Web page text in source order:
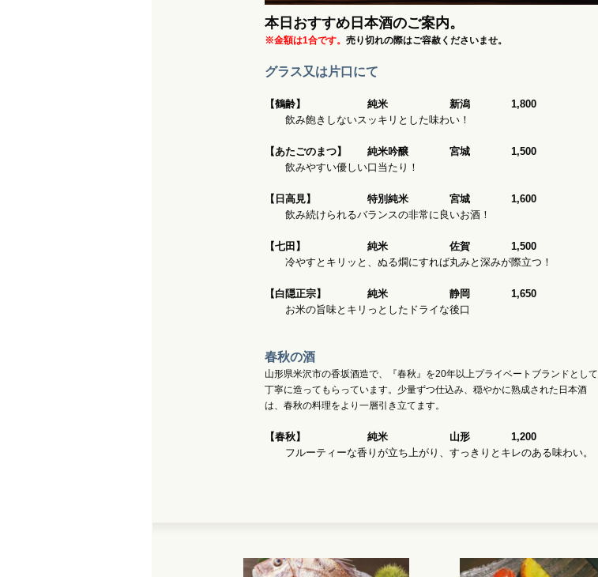
本日おすすめ日本酒のご案内。
※金額は1合です。 売り切れの際はご容赦くださいませ。
グラス又は片口にて
【鶴齢】 純米 新潟 1,800
飲み飽きしないスッキリとした味わい！
【あたごのまつ】 純米吟醸 宮城 1,500
飲みやすい優しい口当たり！
【日高見】 特別純米 宮城 1,600
飲み続けられるバランスの非常に良いお酒！
【七田】 純米 佐賀 1,500
冷やすとキリッと、ぬる燗にすれば丸みと深みが際立つ！
【白隠正宗】 純米 静岡 1,650
お米の旨味とキリっとしたドライな後口
春秋の酒
山形県米沢市の香坂酒造で、『春秋』を20年以上プライベートブランドとして
丁寧に造ってもらっています。少量ずつ仕込み、穏やかに熟成された日本酒
は、春秋の料理をより一層引き立てます。
【春秋】 純米 山形 1,200
フルーティーな香りが立ち上がり、すっきりとキレのある味わい。